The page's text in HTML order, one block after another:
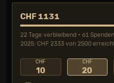
CHF 1131
22 Tage verbleibend • 61
2025: CHF 2333 von 2500
CHF
10
CHF
20